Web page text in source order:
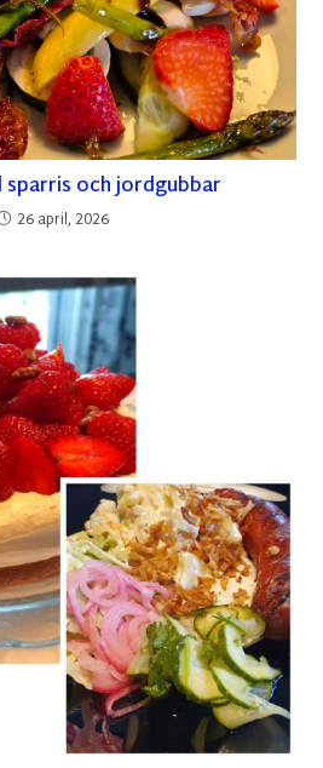
och jordgubbar
26 april, 2026